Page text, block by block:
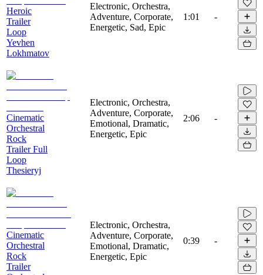
Heroic
Trailer
Loop
Yevhen
Lokhmatov
Electronic, Orchestra,
Adventure, Corporate,
Energetic, Sad, Epic
1:01 -
Cinematic
Orchestral
Rock
Trailer Full
Loop
Thesieryj
Electronic, Orchestra,
Adventure, Corporate,
Emotional, Dramatic,
Energetic, Epic
2:06 -
Cinematic
Orchestral
Rock
Trailer
Electronic, Orchestra,
Adventure, Corporate,
Emotional, Dramatic,
Energetic, Epic
0:39 -